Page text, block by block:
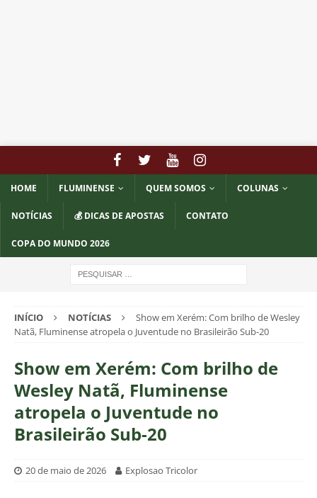
HOME FLUMINENSE QUEM SOMOS COLUNAS
NOTÍCIAS 💰 DICAS DE APOSTAS CONTATO
COPA DO MUNDO 2026
INÍCIO NOTÍCIAS
Show em Xerém: Com brilho de Wesley
Natã, Fluminense atropela o Juventude no Brasileirão Sub-20
Show em Xerém: Com brilho de
Wesley Natã, Fluminense
atropela o Juventude no
Brasileirão Sub-20
20 de maio de 2026 Explosao Tricolor